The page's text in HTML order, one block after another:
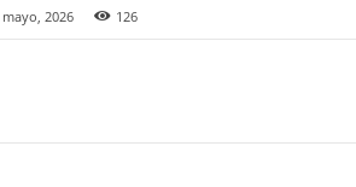
mayo, 2026 126